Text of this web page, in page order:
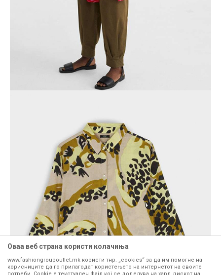
Оваа веб страна користи колачиња
www.fashiongroupoutlet.mk користи тнр. „cookies“ за да им помогне на
корисниците да го прилагодат користењето на интернетот на своите